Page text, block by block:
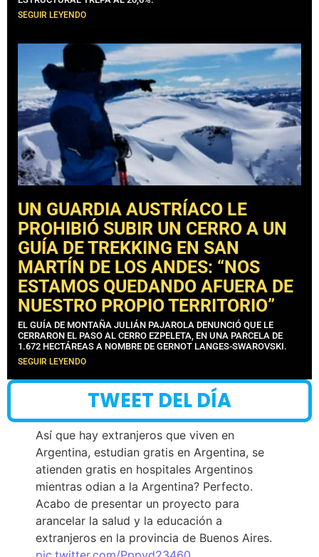
SEGUIR LEYENDO
UN GUARDIA AUSTRÍACO LE
PROHIBIÓ SUBIR UN CERRO A UN
GUÍA DE TREKKING EN SAN
MARTÍN DE LOS ANDES: “NOS
ESTAMOS QUEDANDO AFUERA DE
NUESTRO PROPIO TERRITORIO”
EL GUÍA DE MONTAÑA JULIÁN PAJAROLA DENUNCIÓ QUE LE
CERRARON EL PASO AL CERRO EZPELETA, EN UNA PARCELA DE
1.672 HECTÁREAS A NOMBRE DE GERNOT LANGES-SWAROVSKI.
SEGUIR LEYENDO
TWEET DEL DÍA
Así que hay extranjeros que viven en
Argentina, estudian gratis en Argentina, se
atienden gratis en hospitales Argentinos
mientras odian a la Argentina? Perfecto.
Acabo de presentar un proyecto para
arancelar la salud y la educación a
extranjeros en la provincia de Buenos Aires.